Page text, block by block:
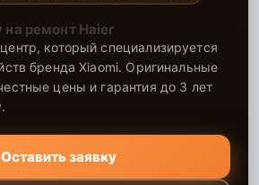
на ремонт Haier
который специализируется
бренда Xiaomi. Оригинальные
цены и гарантия до 3 лет
Оставить заявку